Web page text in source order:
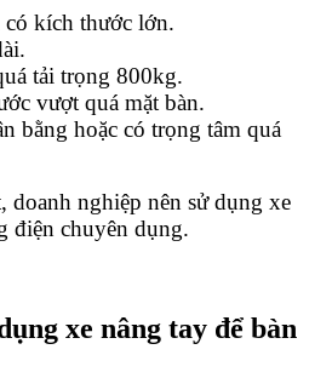
có kích thước lớn.
tải trọng 800kg.
vượt quá mặt bàn.
bằng hoặc có trọng tâm quá
nghiệp nên sử dụng xe
điện chuyên dụng.
xe nâng tay để bàn